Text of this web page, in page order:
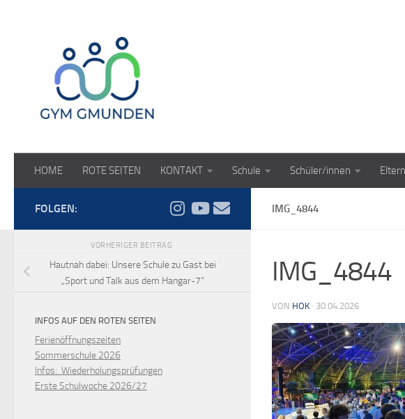
HOME ROTE SEITEN KONTAKT Schule Schüler/innen Eltern
IMG_4844
IMG_4844
VON HOK · 30.04.2026
FOLGEN:
VORHERIGER BEITRAG
Hautnah dabei: Unsere Schule zu Gast bei
„Sport und Talk aus dem Hangar-7“
INFOS AUF DEN ROTEN SEITEN
Ferienöffnungszeiten
Sommerschule 2026
Infos: Wiederholungsprüfungen
Erste Schulwoche 2026/27